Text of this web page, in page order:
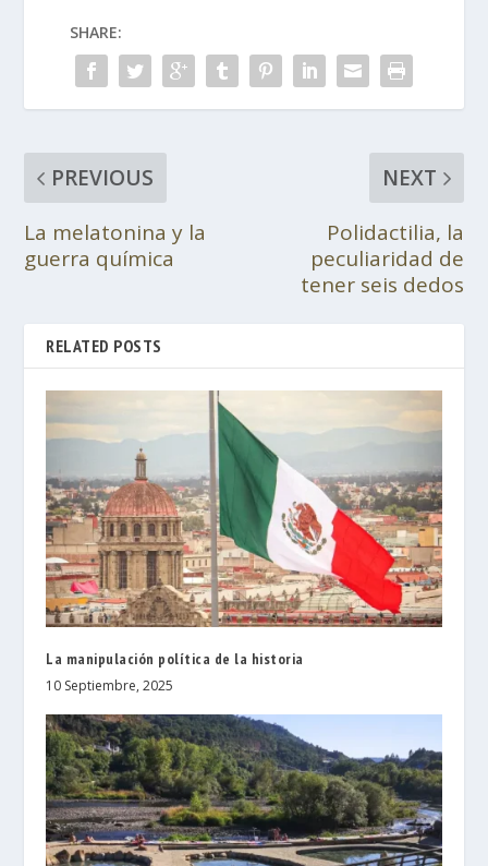
SHARE:
PREVIOUS
La melatonina y la
guerra química
NEXT
Polidactilia, la
peculiaridad de
tener seis dedos
RELATED POSTS
La manipulación política de la historia
10 Septiembre, 2025